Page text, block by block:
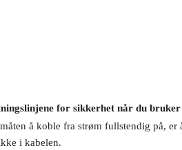
for sikkerhet når du
å koble fra strøm fullstendig på,
i kabelen.